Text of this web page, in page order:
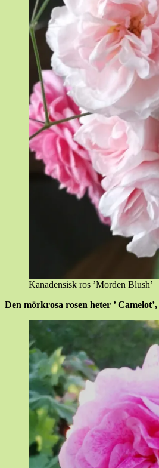
Kanadensisk ros ’Morden Blush’
Den mörkrosa rosen heter ’ Camelot’,